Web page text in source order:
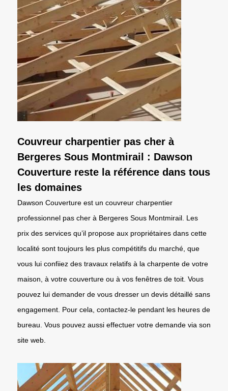
Couvreur charpentier pas cher à
Bergeres Sous Montmirail : Dawson
Couverture reste la référence dans tous
les domaines
Dawson Couverture est un couvreur charpentier
professionnel pas cher à Bergeres Sous Montmirail. Les
prix des services qu’il propose aux propriétaires dans cette
localité sont toujours les plus compétitifs du marché, que
vous lui confiiez des travaux relatifs à la charpente de votre
maison, à votre couverture ou à vos fenêtres de toit. Vous
pouvez lui demander de vous dresser un devis détaillé sans
engagement. Pour cela, contactez-le pendant les heures de
bureau. Vous pouvez aussi effectuer votre demande via son
site web.